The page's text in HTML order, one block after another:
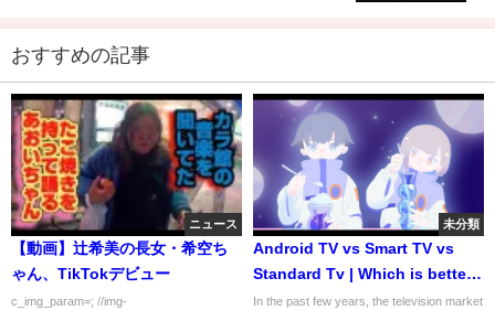
おすすめの記事
ニュース
【動画】辻希美の長女・希空ち
ゃん、TikTokデビュー
c_img_param=; //img-
未分類
Android TV vs Smart TV vs
Standard Tv | Which is better :
Smart TV or Android TV? | TV
In the past few years, the television market